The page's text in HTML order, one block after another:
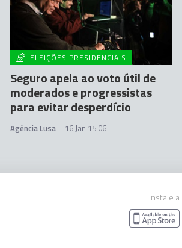
ELEIÇÕES PRESIDENCIAIS
Seguro apela ao voto útil de
moderados e progressistas
para evitar desperdício
Agência Lusa 16 Jan 15:06
Instale